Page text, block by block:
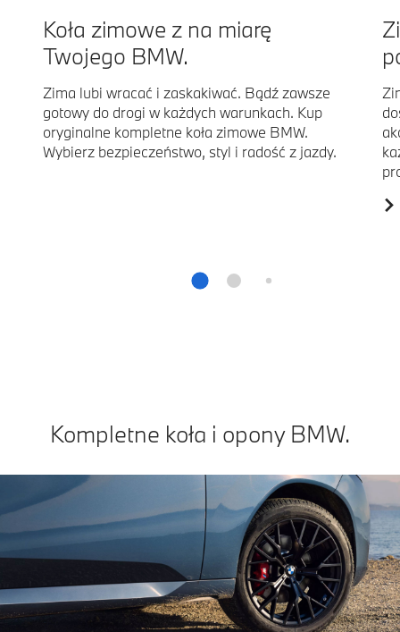
Koła zimowe z na miarę
Twojego BMW.
Zima lubi wracać i zaskakiwać. Bądź zawsze
gotowy do drogi w każdych warunkach. Kup
oryginalne kompletne koła zimowe BMW.
Wybierz bezpieczeństwo, styl i radość z jazdy.
Kompletne koła i opony BMW.